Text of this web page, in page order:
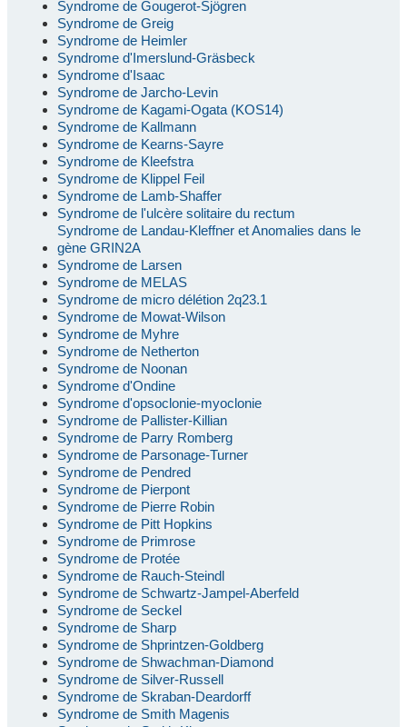
Syndrome de Gougerot-Sjögren
Syndrome de Greig
Syndrome de Heimler
Syndrome d'Imerslund-Gräsbeck
Syndrome d'Isaac
Syndrome de Jarcho-Levin
Syndrome de Kagami-Ogata (KOS14)
Syndrome de Kallmann
Syndrome de Kearns-Sayre
Syndrome de Kleefstra
Syndrome de Klippel Feil
Syndrome de Lamb-Shaffer
Syndrome de l'ulcère solitaire du rectum
Syndrome de Landau-Kleffner et Anomalies dans le
gène GRIN2A
Syndrome de Larsen
Syndrome de MELAS
Syndrome de micro délétion 2q23.1
Syndrome de Mowat-Wilson
Syndrome de Myhre
Syndrome de Netherton
Syndrome de Noonan
Syndrome d'Ondine
Syndrome d'opsoclonie-myoclonie
Syndrome de Pallister-Killian
Syndrome de Parry Romberg
Syndrome de Parsonage-Turner
Syndrome de Pendred
Syndrome de Pierpont
Syndrome de Pierre Robin
Syndrome de Pitt Hopkins
Syndrome de Primrose
Syndrome de Protée
Syndrome de Rauch-Steindl
Syndrome de Schwartz-Jampel-Aberfeld
Syndrome de Seckel
Syndrome de Sharp
Syndrome de Shprintzen-Goldberg
Syndrome de Shwachman-Diamond
Syndrome de Silver-Russell
Syndrome de Skraban-Deardorff
Syndrome de Smith Magenis